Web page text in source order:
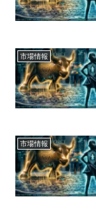
市場情報
市場情報